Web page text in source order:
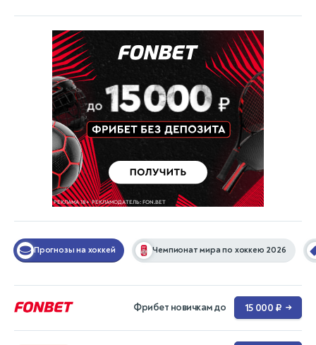
Прогнозы на хоккей Чемпионат мира по хоккею 2026
Фрибет новичкам до 15 000 ₽ →